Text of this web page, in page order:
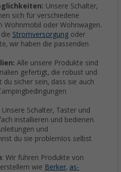
Unsere Schalter,
sich für verschiedene
Wohnmobil oder Wohnwagen.
Stromversorgung oder
wir haben die passenden
Alle unsere Produkte sind
gefertigt, die robust und
du sicher sein, dass sie auch
Unsere Schalter, Taster und
installieren und bedienen.
und
du sie problemlos selbst
: Wir führen Produkte von
wie Berker, as-